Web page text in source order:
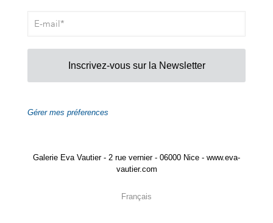
Inscrivez-vous sur la Newsletter
Gérer mes préferences
Galerie Eva Vautier - 2 rue vernier - 06000 Nice - www.eva-
vautier.com
Français